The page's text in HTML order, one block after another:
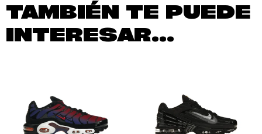
TAMBIÉN TE PUEDE
INTERESAR...